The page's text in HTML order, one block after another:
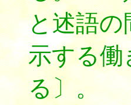
と述語の
示する
る〕。